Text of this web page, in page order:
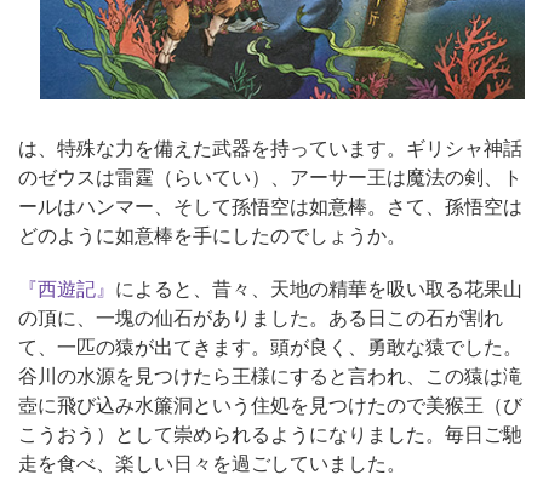
は、特殊な力を備えた武器を持っています。ギリシャ神話
のゼウスは雷霆（らいてい）、アーサー王は魔法の剣、ト
ールはハンマー、そして孫悟空は如意棒。さて、孫悟空は
どのように如意棒を手にしたのでしょうか。
『西遊記』 によると、昔々、天地の精華を吸い取る花果山
の頂に、一塊の仙石がありました。ある日この石が割れ
て、一匹の猿が出てきます。頭が良く、勇敢な猿でした。
谷川の水源を見つけたら王様にすると言われ、この猿は滝
壺に飛び込み水簾洞という住処を見つけたので美猴王（び
こうおう）として崇められるようになりました。毎日ご馳
走を食べ、楽しい日々を過ごしていました。